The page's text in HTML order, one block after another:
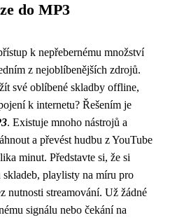
do MP3
k nepřebernému množství
z nejoblíbenějších zdrojů.
své oblíbené skladby offline,
k internetu? Řešením je
. Existuje mnoho nástrojů a
a převést hudbu z YouTube
minut. Představte si, že si
playlisty na míru pro
nutnosti streamování. Už žádné
signálu nebo čekání na